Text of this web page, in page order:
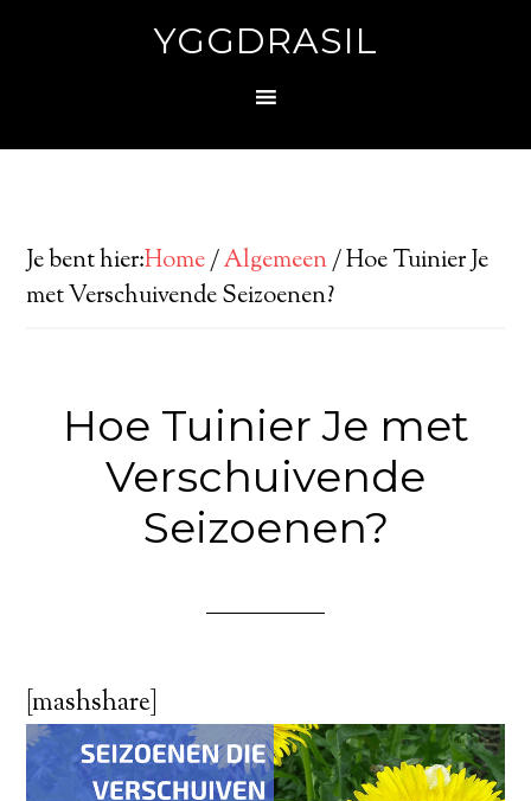
YGGDRASIL
Je bent hier:Home/Algemeen/Hoe Tuinier Je
met Verschuivende Seizoenen?
Hoe Tuinier Je met
Verschuivende
Seizoenen?
[mashshare]